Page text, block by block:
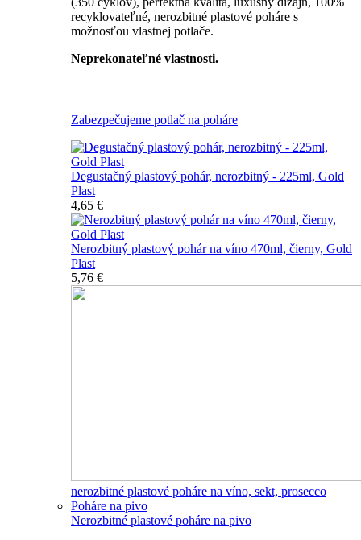
recyklovateľné, nerozbitné plastové poháre s
možnosťou vlastnej potlače.
Neprekonateľné vlastnosti.
Zabezpečujeme potlač na poháre
Degustačný plastový pohár, nerozbitný - 225ml, Gold
Plast
4,65 €
Nerozbitný plastový pohár na víno 470ml, čierny, Gold
Plast
5,76 €
nerozbitné plastové poháre na víno, sekt, prosecco
Poháre na pivo
Nerozbitné plastové poháre na pivo